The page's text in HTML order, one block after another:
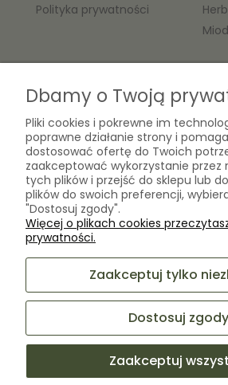
05-
Polityka prywatności
O nas
Kontakt
Biogram Henryk Różański
Blog
O firmie
Sklep internetowy Shoper Premium
Dbamy o Twoją
Pliki cookies i pokrewne im
poprawne działanie strony i
dostosować ofertę do Twoich
zaakceptować wykorzystanie przez
tych plików i przejść do sklepu lub
plików do swoich preferencji,
"Dostosuj zgody".
Więcej o plikach cookies
prywatności.
Zaakceptuj tylko
Dostosuj zgody
Zaakceptuj